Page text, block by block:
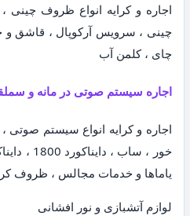
اجاره و کرایه انواع ظروف
چینی ، سرویس آرکوپال ، قاشق و
چای ، کلمن آب
اجاره سیستم صوتی در مانه و
اجاره و کرایه انواع سیستم صوتی ،
یاماها و خدمات مجالس ، ظروف
لوازم آتشبازی و نور افشانی